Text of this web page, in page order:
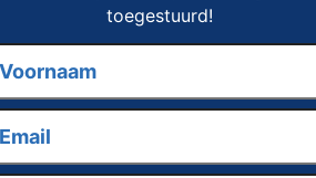
21% BTW, tenzij anders
vermeld.
toegestuurd!